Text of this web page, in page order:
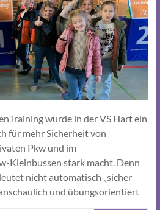
wurde in der VS Hart ein
für mehr Sicherheit von
Pkw und im
Kleinbussen stark macht. Denn
nicht automatisch „sicher
und übungsorientiert